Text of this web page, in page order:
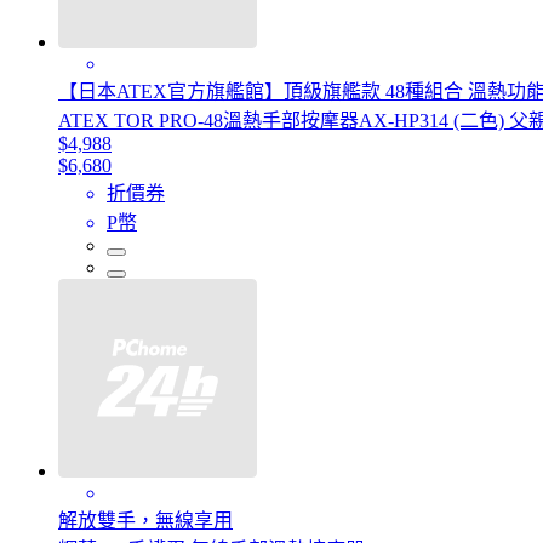
【日本ATEX官方旗艦館】頂級旗艦款 48種組合 溫熱功
ATEX TOR PRO-48溫熱手部按摩器AX-HP314 (二色) 父
$4,988
$6,680
折價券
P幣
解放雙手，無線享用